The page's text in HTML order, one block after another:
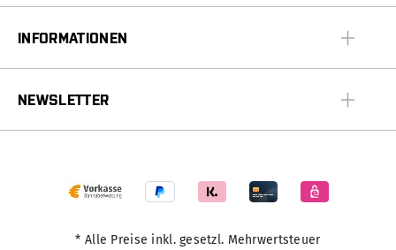
INFORMATIONEN
NEWSLETTER
* Alle Preise inkl. gesetzl. Mehrwertsteuer